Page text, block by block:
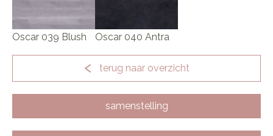
Oscar 039 Blush Oscar 040 Antra
terug naar overzicht
samenstelling